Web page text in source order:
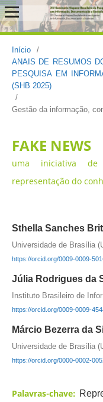
Início /
ANAIS DE RESUMOS
PESQUISA EM
(SHB 2025)
/
Gestão da informação,
FAKE NEWS
uma iniciativa de
representação do
Sthella Sanches
Universidade de Brasília
https://orcid.org/0009-0009-
Júlia Rodrigues da
Instituto Brasileiro de
https://orcid.org/0009-0009-
Márcio Bezerra da
Universidade de Brasília
https://orcid.org/0000-0002-
Palavras-chave: